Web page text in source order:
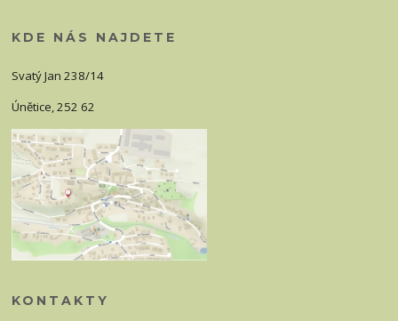
KDE NÁS NAJDETE
Svatý Jan 238/14
Únětice, 252 62
KONTAKTY